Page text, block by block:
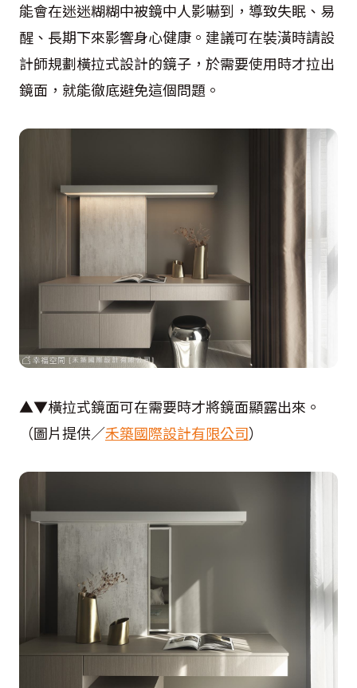
能會在迷迷糊糊中被鏡中人影嚇到，導致失眠、易
醒、長期下來影響身心健康。建議可在裝潢時請設
計師規劃橫拉式設計的鏡子，於需要使用時才拉出
鏡面，就能徹底避免這個問題。
▲▼橫拉式鏡面可在需要時才將鏡面顯露出來。
（圖片提供／禾築國際設計有限公司）